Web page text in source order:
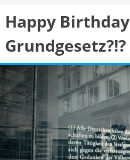
Happy Birthday
Grundgesetz?!?